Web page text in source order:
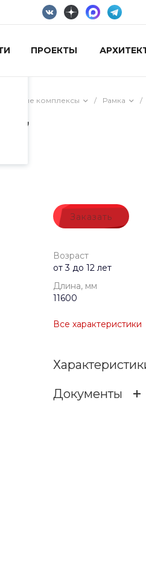
ПРОЕКТЫ
комплексы / Рамка /
7
Заказать
Возраст
от 3 до 12 лет
Длина, мм
11600
Все характеристики
Документы